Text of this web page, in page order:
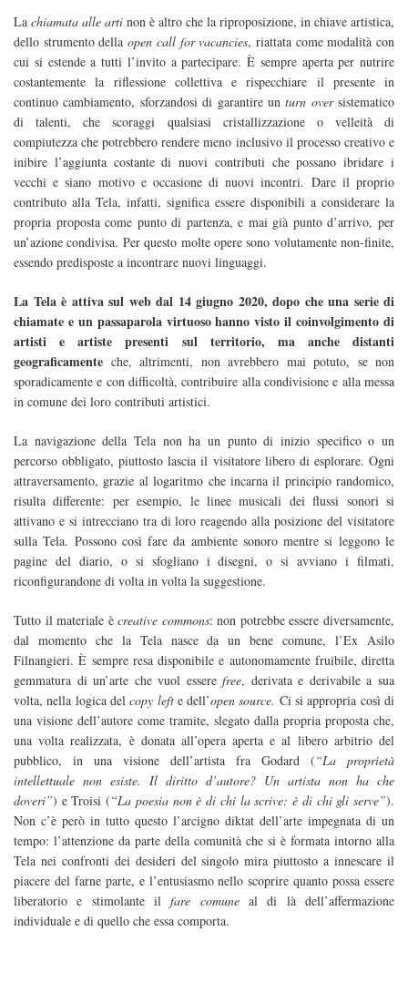
La chiamata alle arti non è altro che la riproposizione, in chiave artistica,
dello strumento dellaopen call for vacancies, riattata come modalità con
cui si estende a tutti l’invito a partecipare. È sempre aperta per nutrire
costantemente la riflessione collettiva e rispecchiare il presente in
continuo cambiamento, sforzandosi di garantire unturn oversistematico
di talenti, che scoraggi qualsiasi cristallizzazione o velleità di
compiutezza che potrebbero rendere meno inclusivo il processo creativo e
inibire l’aggiunta costante di nuovi contributi che possano ibridare i
vecchi e siano motivo e occasione di nuovi incontri. Dare il proprio
contributo alla Tela, infatti, significa essere disponibili a considerare la
propria proposta come punto di partenza, e mai già punto d’arrivo, per
un’azione condivisa. Per questo molte opere sono volutamente non-finite,
essendo predisposte a incontrare nuovi linguaggi.
La Tela è attiva sul web dal 14 giugno 2020, dopo che una serie di
chiamate e un passaparola virtuoso hanno visto il coinvolgimento di
artisti e artiste presenti sul territorio, ma anche distanti
geograficamente che, altrimenti, non avrebbero mai potuto, se non
sporadicamente e con difficoltà, contribuire alla condivisione e alla messa
in comune dei loro contributi artistici.
La navigazione della Tela non ha un punto di inizio specifico o un
percorso obbligato, piuttosto lascia il visitatore libero di esplorare. Ogni
attraversamento, grazie al logaritmo che incarna il principio randomico,
risulta differente: per esempio, le linee musicali dei flussi sonori si
attivano e si intrecciano tra di loro reagendo alla posizione del visitatore
sulla Tela. Possono così fare da ambiente sonoro mentre si leggono le
pagine del diario, o si sfogliano i disegni, o si avviano i filmati,
riconfigurandone di volta in volta la suggestione.
Tutto il materiale ècreative commons: non potrebbe essere diversamente,
dal momento che la Tela nasce da un bene comune, l’Ex Asilo
Filnangieri. È sempre resa disponibile e autonomamente fruibile, diretta
gemmatura di un’arte che vuol esserefree, derivata e derivabile a sua
volta, nella logica delcopy lefte dell’open source. Ci si appropria così di
una visione dell’autore come tramite, slegato dalla propria proposta che,
una volta realizzata, è donata all’opera aperta e al libero arbitrio del
pubblico, in una visione dell’artista fra Godard (“La proprietà
intellettuale non esiste. Il diritto d’autore? Un artista non ha che
doveri”) e Troisi (“La poesia non è di chi la scrive: è di chi gli serve”).
Non c’è però in tutto questo l’arcigno diktat dell’arte impegnata di un
tempo: l’attenzione da parte della comunità che si è formata intorno alla
Tela nei confronti dei desideri del singolo mira piuttosto a innescare il
piacere del farne parte, e l’entusiasmo nello scoprire quanto possa essere
liberatorio e stimolante ilfare comuneal di là dell’affermazione
individuale e di quello che essa comporta.